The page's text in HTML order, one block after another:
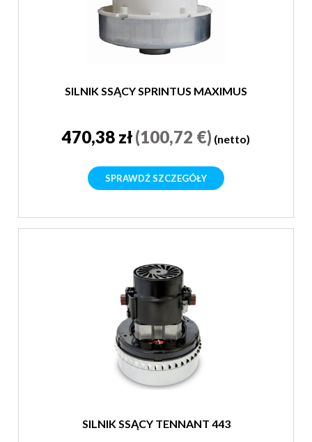
SILNIK SSĄCY SPRINTUS MAXIMUS
470,38 zł(100,72 €) (netto)
SPRAWDŹ SZCZEGÓŁY
SILNIK SSĄCY TENNANT 443